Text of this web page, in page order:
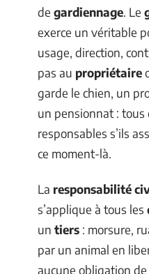
de gardiennage. Le
exerce un véritable
usage, direction,
pas au propriétaire
garde le chien, un
un pensionnat :
responsables s’ils
ce moment-là.
La responsabilité
s’applique à tous les
un tiers : morsure,
par un animal en
aucune obligation